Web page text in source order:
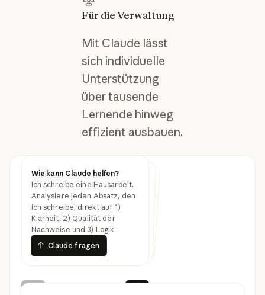
Für die Verwaltung
Mit Claude lässt
sich individuelle
Unterstützung
über tausende
Lernende hinweg
effizient ausbauen.
Wie kann Claude helfen?
Ich schreibe eine Hausarbeit.
Analysiere jeden Absatz, den
ich schreibe, direkt auf 1)
Klarheit, 2) Qualität der
Nachweise und 3) Logik.
Claude fragen
Claude fragen
Wie kann Claude helfen?
Überprüfe den Entwurf des
Förderantrags und schlage
überzeugendere Belege im
Methodikabschnitt vor.
Claude fragen
Claude fragen
Wie kann Claude helfen?
Erstelle eine
Budgetbegründung, die
erläutert, warum wir drei
zusätzliche Stellen im Bereich
Data Science benötigen.
Claude fragen
Claude fragen
Bildungsressourcen